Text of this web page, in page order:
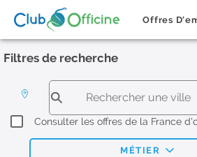
Offres
Filtres de recherche
Consulter les offres de la France
MÉTIER